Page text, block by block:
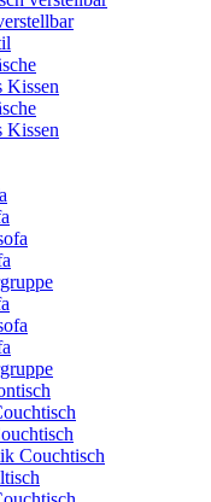
Kissen
Kissen
Couchtisch